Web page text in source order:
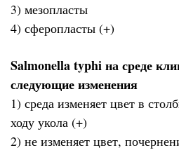
3) мезопласты
4) сферопласты (+)
Salmonella typhi на среде
следующие изменения
1) среда изменяет цвет в
ходу укола (+)
2) не изменяет цвет,